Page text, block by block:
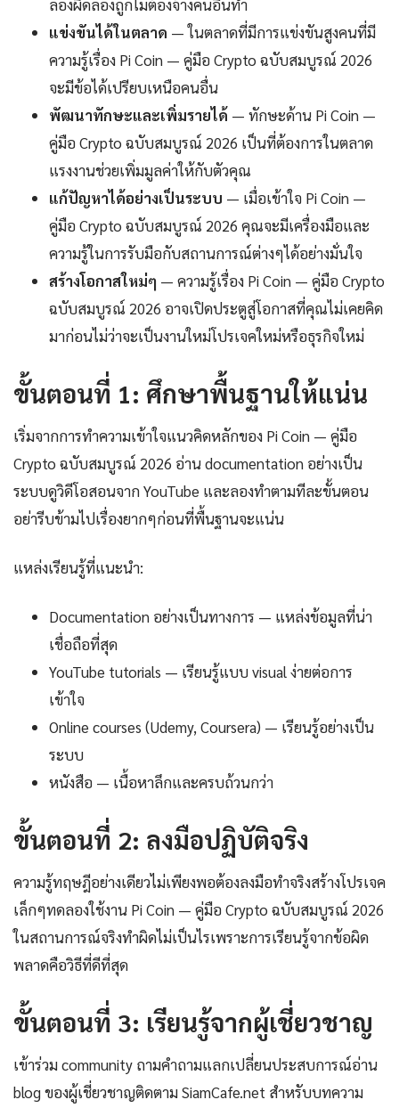
ลองผิดลองถูกไม่ต้องจ้างคนอื่นทำ
แข่งขันได้ในตลาด — ในตลาดที่มีการแข่งขันสูงคนที่มี
ความรู้เรื่อง Pi Coin — คู่มือ Crypto ฉบับสมบูรณ์ 2026
จะมีข้อได้เปรียบเหนือคนอื่น
พัฒนาทักษะและเพิ่มรายได้ — ทักษะด้าน Pi Coin —
คู่มือ Crypto ฉบับสมบูรณ์ 2026 เป็นที่ต้องการในตลาด
แรงงานช่วยเพิ่มมูลค่าให้กับตัวคุณ
แก้ปัญหาได้อย่างเป็นระบบ — เมื่อเข้าใจ Pi Coin —
คู่มือ Crypto ฉบับสมบูรณ์ 2026 คุณจะมีเครื่องมือและ
ความรู้ในการรับมือกับสถานการณ์ต่างๆได้อย่างมั่นใจ
สร้างโอกาสใหม่ๆ — ความรู้เรื่อง Pi Coin — คู่มือ Crypto
ฉบับสมบูรณ์ 2026 อาจเปิดประตูสู่โอกาสที่คุณไม่เคยคิด
มาก่อนไม่ว่าจะเป็นงานใหม่โปรเจคใหม่หรือธุรกิจใหม่
ขั้นตอนที่ 1: ศึกษาพื้นฐานให้แน่น
เริ่มจากการทำความเข้าใจแนวคิดหลักของ Pi Coin — คู่มือ
Crypto ฉบับสมบูรณ์ 2026 อ่าน documentation อย่างเป็น
ระบบดูวิดีโอสอนจาก YouTube และลองทำตามทีละขั้นตอน
อย่ารีบข้ามไปเรื่องยากๆก่อนที่พื้นฐานจะแน่น
แหล่งเรียนรู้ที่แนะนำ:
Documentation อย่างเป็นทางการ — แหล่งข้อมูลที่น่า
เชื่อถือที่สุด
YouTube tutorials — เรียนรู้แบบ visual ง่ายต่อการ
เข้าใจ
Online courses (Udemy, Coursera) — เรียนรู้อย่างเป็น
ระบบ
หนังสือ — เนื้อหาลึกและครบถ้วนกว่า
ขั้นตอนที่ 2: ลงมือปฏิบัติจริง
ความรู้ทฤษฎีอย่างเดียวไม่เพียงพอต้องลงมือทำจริงสร้างโปรเจค
เล็กๆทดลองใช้งาน Pi Coin — คู่มือ Crypto ฉบับสมบูรณ์ 2026
ในสถานการณ์จริงทำผิดไม่เป็นไรเพราะการเรียนรู้จากข้อผิด
พลาดคือวิธีที่ดีที่สุด
ขั้นตอนที่ 3: เรียนรู้จากผู้เชี่ยวชาญ
เข้าร่วม community ถามคำถามแลกเปลี่ยนประสบการณ์อ่าน
blog ของผู้เชี่ยวชาญติดตาม SiamCafe.net สำหรับบทความ